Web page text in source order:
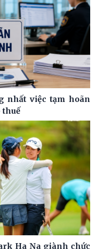
nhất việc tạm hoãn
thuế
Ha Na giành chức